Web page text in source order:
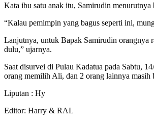
Kata ibu satu anak itu, Samirudin
“Kalau pemimpin yang bagus seperti ini,
Lanjutnya, untuk Bapak Samirudin orangnya
dulu,” ujarnya.
Saat disurvei di Pulau Kadatua pada Sabtu,
orang memilih Ali, dan 2 orang lainnya
Liputan : Hy
Editor: Harry & RAL